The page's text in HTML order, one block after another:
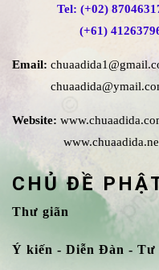
Tel: (+02)
(+61)
Email:
Website:
CHỦ ĐỀ
Thư giãn
Ý kiến - Diễn Đàn - Tư